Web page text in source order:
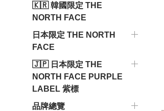
🇰🇷 韓國限定 THE
NORTH FACE
日本限定 THE NORTH
FACE
🇯🇵 日本限定 THE
NORTH FACE PURPLE
LABEL 紫標
品牌總覽